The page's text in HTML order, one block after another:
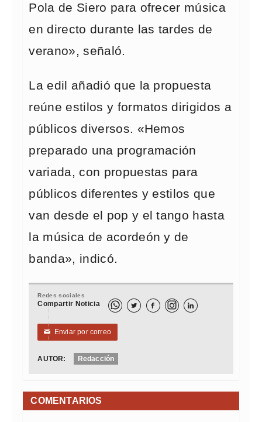
Pola de Siero para ofrecer música
en directo durante las tardes de
verano», señaló.
La edil añadió que la propuesta
reúne estilos y formatos dirigidos a
públicos diversos. «Hemos
preparado una programación
variada, con propuestas para
públicos diferentes y estilos que
van desde el pop y el tango hasta
la música de acordeón y de
banda», indicó.
Redes sociales
Compartir Noticia   
✉ Enviar por correo
AUTOR: Redacción
COMENTARIOS